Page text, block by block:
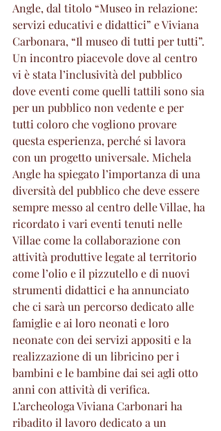
Angle, dal titolo “Museo in relazione:
servizi educativi e didattici” e Viviana
Carbonara, “Il museo di tutti per tutti”.
Un incontro piacevole dove al centro
vi è stata l’inclusività del pubblico
dove eventi come quelli tattili sono sia
per un pubblico non vedente e per
tutti coloro che vogliono provare
questa esperienza, perché si lavora
con un progetto universale. Michela
Angle ha spiegato l’importanza di una
diversità del pubblico che deve essere
sempre messo al centro delle Villae, ha
ricordato i vari eventi tenuti nelle
Villae come la collaborazione con
attività produttive legate al territorio
come l’olio e il pizzutello e di nuovi
strumenti didattici e ha annunciato
che ci sarà un percorso dedicato alle
famiglie e ai loro neonati e loro
neonate con dei servizi appositi e la
realizzazione di un libricino per i
bambini e le bambine dai sei agli otto
anni con attività di verifica.
L’archeologa Viviana Carbonari ha
ribadito il lavoro dedicato a un